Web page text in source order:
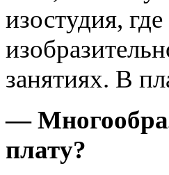
изостудия,
занятиях. В
—
плату?